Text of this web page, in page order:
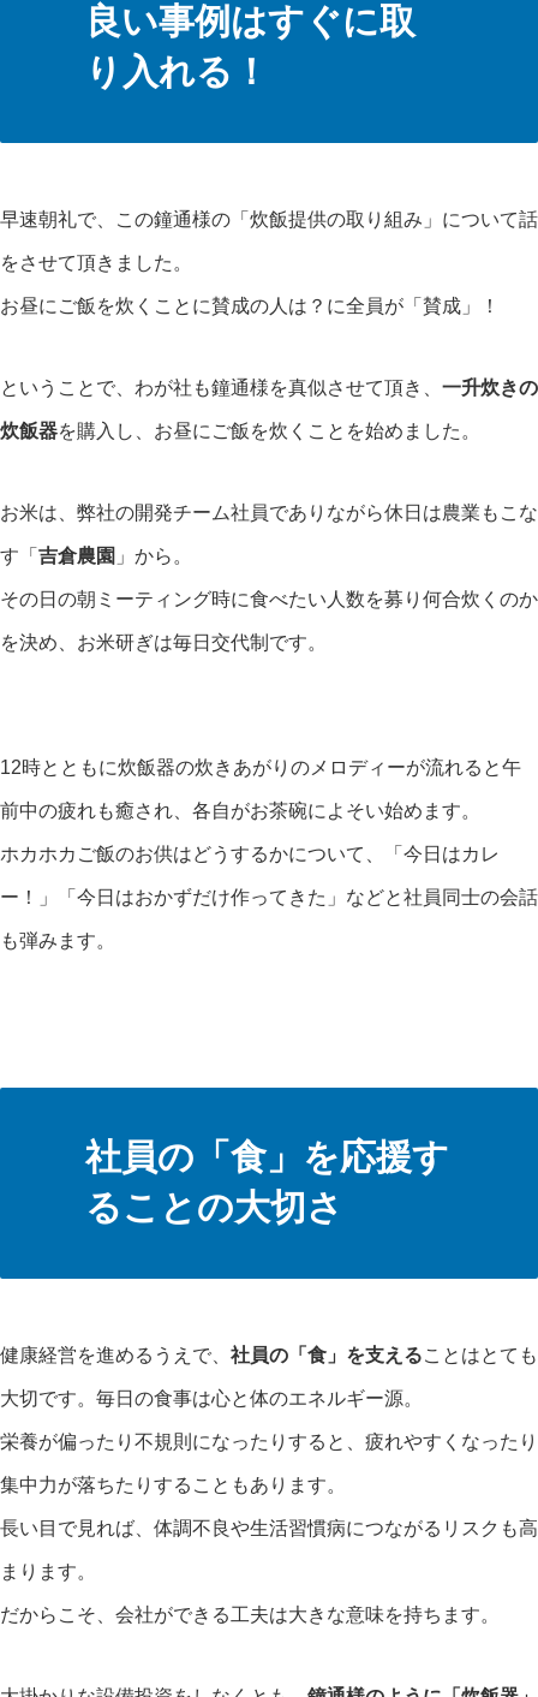
良い事例はすぐに取
り入れる！
早速朝礼で、この鐘通様の「炊飯提供の取り組み」について話
をさせて頂きました。
お昼にご飯を炊くことに賛成の人は？に全員が「賛成」！
ということで、わが社も鐘通様を真似させて頂き、 一升炊きの
炊飯器を購入し、お昼にご飯を炊くことを始めました。
お米は、弊社の開発チーム社員でありながら休日は農業もこな
す「 吉倉農園 」から。
その日の朝ミーティング時に食べたい人数を募り何合炊くのか
を決め、お米研ぎは毎日交代制です。
12時とともに炊飯器の炊きあがりのメロディーが流れると午
前中の疲れも癒され、各自がお茶碗によそい始めます。
ホカホカご飯のお供はどうするかについて、「今日はカレ
ー！」「今日はおかずだけ作ってきた」などと社員同士の会話
も弾みます。
社員の「食」を応援す
ることの大切さ
健康経営を進めるうえで、 社員の「食」を支えることはとても
大切です。毎日の食事は心と体のエネルギー源。
栄養が偏ったり不規則になったりすると、疲れやすくなったり
集中力が落ちたりすることもあります。
長い目で見れば、体調不良や生活習慣病につながるリスクも高
まります。
だからこそ、会社ができる工夫は大きな意味を持ちます。